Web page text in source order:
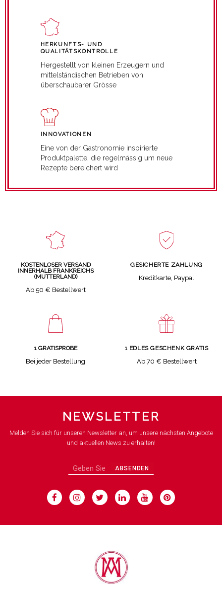
HERKUNFTS- UND
QUALITÄTSKONTROLLE
Hergestellt von kleinen Erzeugern und
mittelständischen Betrieben von
überschaubarer Grösse
INNOVATIONEN
Eine von der Gastronomie inspirierte
Produktpalette, die regelmässig um neue
Rezepte bereichert wird
KOSTENLOSER VERSAND
INNERHALB FRANKREICHS
(MUTTERLAND)
Ab 50 € Bestellwert
GESICHERTE ZAHLUNG
Kreditkarte, Paypal
1 GRATISPROBE
Bei jeder Bestellung
1 EDLES GESCHENK GRATIS
Ab 70 € Bestellwert
NEWSLETTER
Melden Sie sich für unseren Newsletter an, um unsere nächsten Angebote
und aktuellen News zu erhalten!
ABSENDEN